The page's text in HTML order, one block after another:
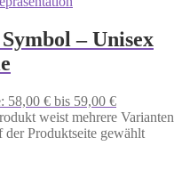
– Unisex
58,00 € bis 59,00 €
weist mehrere Varianten
Produktseite gewählt